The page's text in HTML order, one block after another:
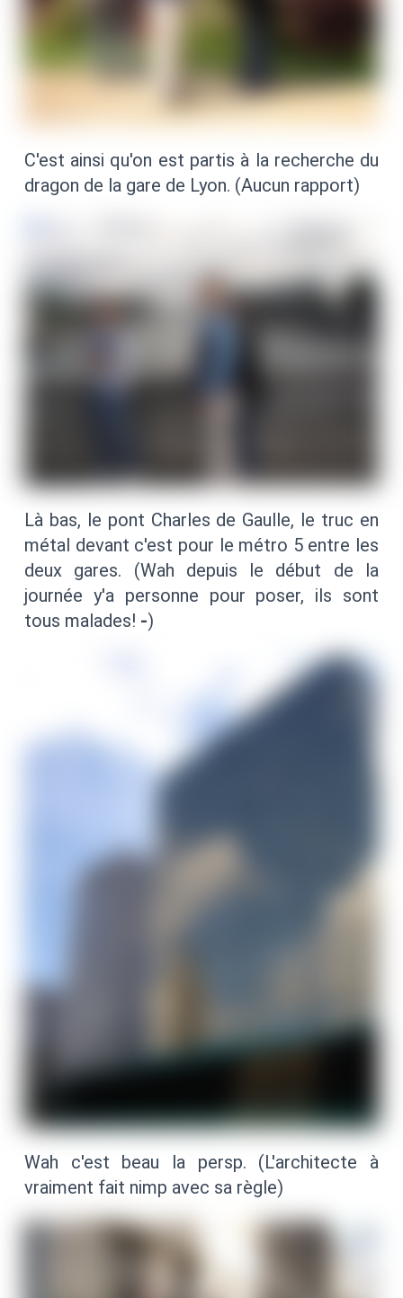
C'est ainsi qu'on est partis à la recherche du
dragon de la gare de Lyon. (Aucun rapport)
Là bas, le pont Charles de Gaulle, le truc en
métal devant c'est pour le métro 5 entre les
deux gares. (Wah depuis le début de la
journée y'a personne pour poser, ils sont
tous malades! -)
Wah c'est beau la persp. (L'architecte à
vraiment fait nimp avec sa règle)